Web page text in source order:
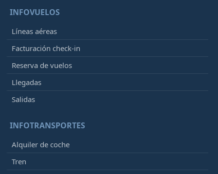
INFOVUELOS
Líneas aéreas
Facturación check-in
Reserva de vuelos
Llegadas
Salidas
INFOTRANSPORTES
Alquiler de coche
Tren